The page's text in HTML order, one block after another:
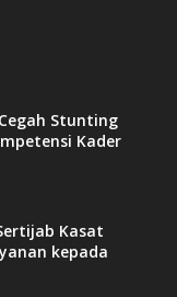
Stunting
Kader
Kasat
kepada